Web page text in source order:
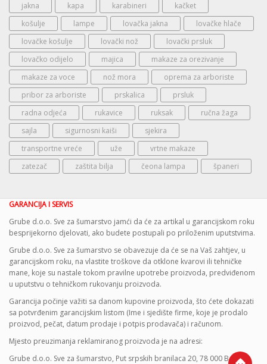
jakna
kapa karabineri
kačket
košulje
lampe lovačka jakna
lovačke hlače
lovačke košulje
lovački nož
lovački prsluk
lovačko odijelo
majica
makaze za orezivanje
makaze za voce
nož mora
oprema za arboriste
pribor za arboriste
prskalica
prsluk
radna odjeća
rukavice ruksak
ručna žaga
sajla
sigurnosni kaiši
sjekira
transportne vreće
uže
vrtne makaze
zatezač
zaštita bilja čeona lampa španeri
GARANCIJA I SERVIS
Grube d.o.o. Sve za šumarstvo jamći da će za artikal u garancijskom roku
besprijekorno djelovati, ako budete postupali po priloženim uputstvima.
Grube d.o.o. Sve za šumarstvo se obavezuje da će se na Vaš zahtjev, u
garancijskom roku, na vlastite troškove da otklone kvarovi ili tehničke
mane, koje su nastale tokom pravilne upotrebe proizvoda, predviđenom
u uputstvu o tehničkom rukovanju proizvoda.
Garancija počinje važiti sa danom kupovine proizvoda, što ćete dokazati
sa potvrđenim garancijskim listom (Ime i sjedište firme, koje je prodalo
proizvod, pečat, datum prodaje i potpis prodavača) i računom.
Mjesto preuzimanja reklamiranog proizvoda je na adresi:
Grube d.o.o. Sve za šumarstvo, Put srpskih branilaca 20, 78 000 Banja